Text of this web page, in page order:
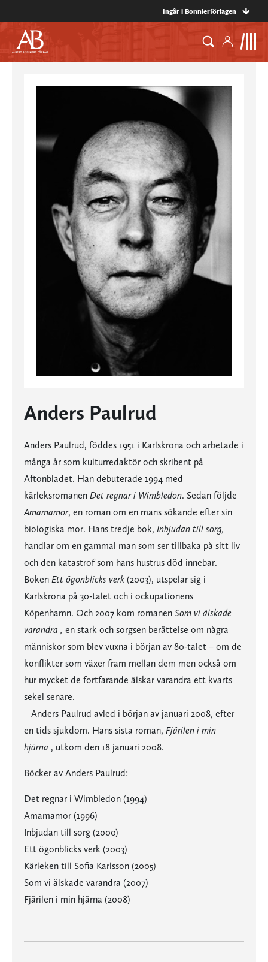
Ingår i Bonnierförlagen
Anders Paulrud
Anders Paulrud, föddes 1951 i Karlskrona och arbetade i
många år som kulturredaktör och skribent på
Aftonbladet. Han debuterade 1994 med
kärleksromanen Det regnar i Wimbledon. Sedan följde
Amamamor, en roman om en mans sökande efter sin
biologiska mor. Hans tredje bok, Inbjudan till sorg,
handlar om en gammal man som ser tillbaka på sitt liv
och den katastrof som hans hustrus död innebar.
Boken Ett ögonblicks verk (2003), utspelar sig i
Karlskrona på 30-talet och i ockupationens
Köpenhamn. Och 2007 kom romanen Som vi älskade
varandra , en stark och sorgsen berättelse om några
människor som blev vuxna i början av 80-talet – om de
konflikter som växer fram mellan dem men också om
hur mycket de fortfarande älskar varandra ett kvarts
sekel senare.
Anders Paulrud avled i början av januari 2008, efter
en tids sjukdom. Hans sista roman, Fjärilen i min
hjärna , utkom den 18 januari 2008.
Böcker av Anders Paulrud:
Det regnar i Wimbledon (1994)
Amamamor (1996)
Inbjudan till sorg (2000)
Ett ögonblicks verk (2003)
Kärleken till Sofia Karlsson (2005)
Som vi älskade varandra (2007)
Fjärilen i min hjärna (2008)